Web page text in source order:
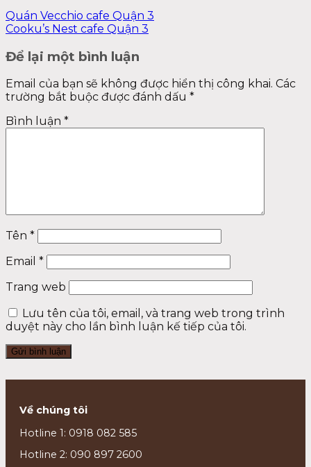
Quán Vecchio cafe Quận 3
Cooku’s Nest cafe Quận 3
Để lại một bình luận
Email của bạn sẽ không được hiển thị công khai. Các
trường bắt buộc được đánh dấu *
Bình luận *
Tên *
Email *
Trang web
Lưu tên của tôi, email, và trang web trong trình
duyệt này cho lần bình luận kế tiếp của tôi.
Về chúng tôi
Hotline 1: 0918 082 585
Hotline 2: 090 897 2600